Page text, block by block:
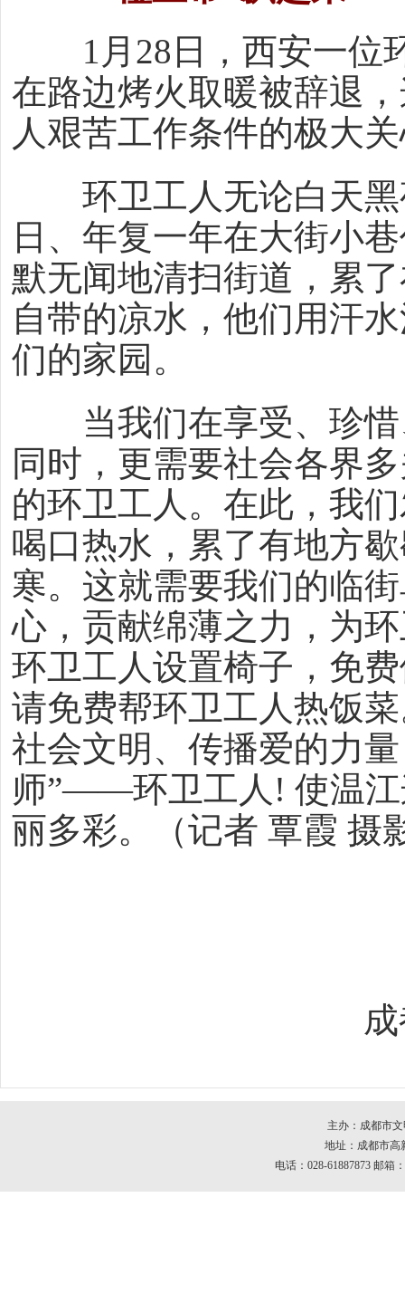
1月28日，西安一位
在路边烤火取暖被辞退
人艰苦工作条件的极大
环卫工人无论白天黑
日、年复一年在大街小
默无闻地清扫街道，累
自带的凉水，他们用汗
们的家园。
当我们在享受、珍惜
同时，更需要社会各界
的环卫工人。在此，我
喝口热水，累了有地方
寒。这就需要我们的临
心，贡献绵薄之力，为
环卫工人设置椅子，免
请免费帮环卫工人热饭
社会文明、传播爱的力
师”——环卫工人! 使温江
丽多彩。（记者 覃霞 摄
成都
主办：成都市
地址：成都市高
电话：028-61887873 邮箱